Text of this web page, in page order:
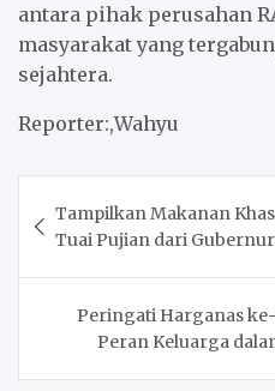
antara pihak perusahan
masyarakat yang
sejahtera.
Reporter:,Wahyu
navigation
Tampilkan Makanan
Tuai Pujian dari Gubernur
Peringati Harganas
Peran Keluarga